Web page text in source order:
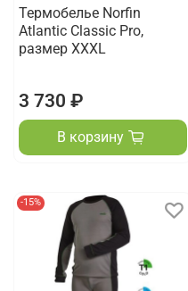
Термобелье Norfin
Atlantic Classic Pro,
размер XXXL
3 730 ₽
В корзину
-15%